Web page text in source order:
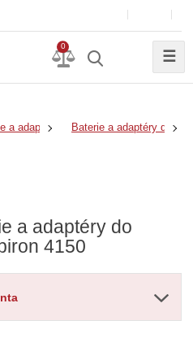
0
☰
a adaptéry Baterie a adaptéry do
a adaptéry do
4150